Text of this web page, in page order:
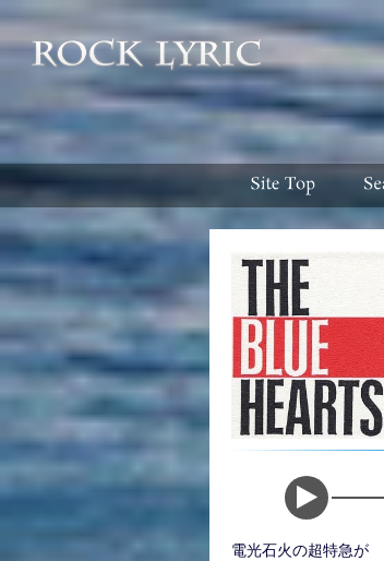
電光石火の超特急が